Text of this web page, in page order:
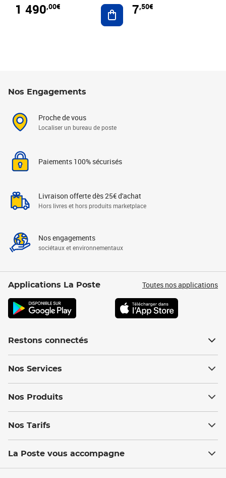
1 490,00€ Ajouter au panier
7,50€
Nos Engagements
Proche de vous
Localiser un bureau de poste
Paiements 100% sécurisés
Livraison offerte dès 25€ d'achat
Hors livres et hors produits marketplace
Nos engagements
sociétaux et environnementaux
Applications La Poste Toutes nos applications
Restons connectés
Nos Services
Nos Produits
Nos Tarifs
La Poste vous accompagne